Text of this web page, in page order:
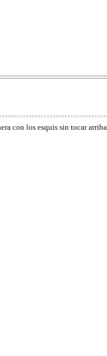
con los esquis sin tocar arriba.